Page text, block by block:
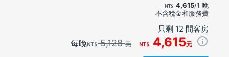
4,615/1 晚
不含稅金和服務費
只剩 12 間客房
每晚 5,128元 4,615元